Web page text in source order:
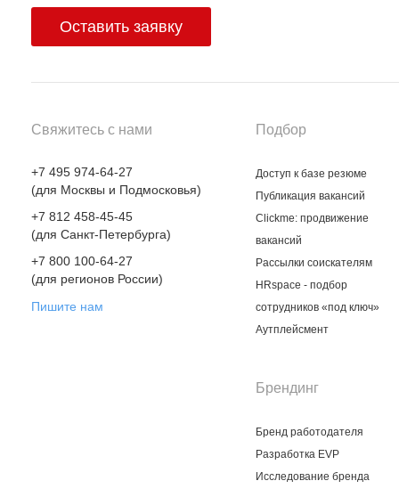
Оставить заявку
Свяжитесь с нами
+7 495 974-64-27
(для Москвы и Подмосковья)
+7 812 458-45-45
(для Санкт-Петербурга)
+7 800 100-64-27
(для регионов России)
Пишите нам
Подбор
Доступ к базе резюме
Публикация вакансий
Clickme: продвижение
вакансий
Рассылки соискателям
HRspace - подбор
сотрудников «под ключ»
Аутплейсмент
Брендинг
Бренд работодателя
Разработка EVP
Исследование бренда